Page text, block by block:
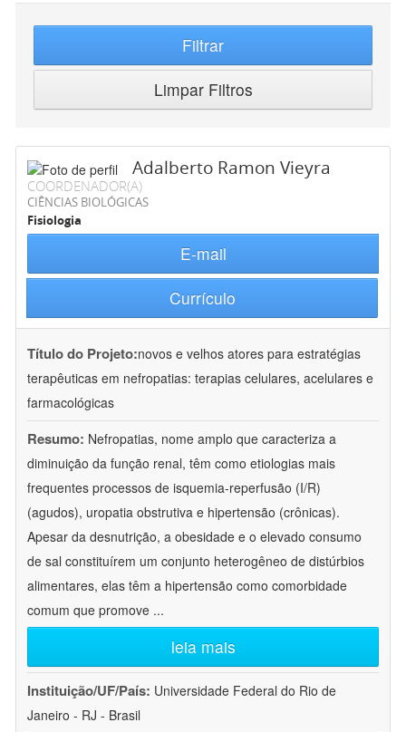
Filtrar
Limpar Filtros
Adalberto Ramon Vieyra
COORDENADOR(A)
CIÊNCIAS BIOLÓGICAS
Fisiologia
E-mail
Currículo
Título do Projeto:novos e velhos atores para estratégias
terapêuticas em nefropatias: terapias celulares, acelulares e
farmacológicas
Resumo: Nefropatias, nome amplo que caracteriza a
diminuição da função renal, têm como etiologias mais
frequentes processos de isquemia-reperfusão (I/R)
(agudos), uropatia obstrutiva e hipertensão (crônicas).
Apesar da desnutrição, a obesidade e o elevado consumo
de sal constituírem um conjunto heterogêneo de distúrbios
alimentares, elas têm a hipertensão como comorbidade
comum que promove ...
leia mais
Instituição/UF/País: Universidade Federal do Rio de
Janeiro - RJ - Brasil